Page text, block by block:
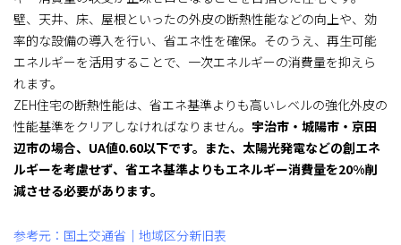
壁、天井、床、屋根といったの外皮の断熱性能などの向上や、効
率的な設備の導入を行い、省エネ性を確保。そのうえ、再生可能
エネルギーを活用することで、一次エネルギーの消費量を抑えら
れます。
ZEH住宅の断熱性能は、省エネ基準よりも高いレベルの強化外皮の
性能基準をクリアしなければなりません。 宇治市・城陽市・京田
辺市の場合、UA値0.60以下です。また、太陽光発電などの創エネ
ルギーを考慮せず、省エネ基準よりもエネルギー消費量を20%削
減させる必要があります。
参考元：国土交通省｜地域区分新旧表